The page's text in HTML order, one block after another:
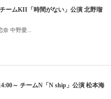
ームKII「時間がない」公演 北野瑠
中野愛...
～ チームN「N ship」公演 松本海